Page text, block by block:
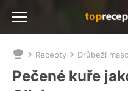
Nacházíte
se
zde:
Recepty Drůbeží maso
Pečené kuře